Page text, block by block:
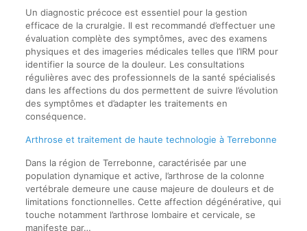
Un diagnostic précoce est essentiel pour la gestion
efficace de la cruralgie. Il est recommandé d’effectuer une
évaluation complète des symptômes, avec des examens
physiques et des imageries médicales telles que l’IRM pour
identifier la source de la douleur. Les consultations
régulières avec des professionnels de la santé spécialisés
dans les affections du dos permettent de suivre l’évolution
des symptômes et d’adapter les traitements en
conséquence.
Arthrose et traitement de haute technologie à Terrebonne
Dans la région de Terrebonne, caractérisée par une
population dynamique et active, l’arthrose de la colonne
vertébrale demeure une cause majeure de douleurs et de
limitations fonctionnelles. Cette affection dégénérative, qui
touche notamment l’arthrose lombaire et cervicale, se
manifeste par…